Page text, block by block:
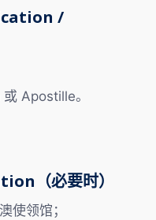
/
Apostille。
（必要时）
使领馆；